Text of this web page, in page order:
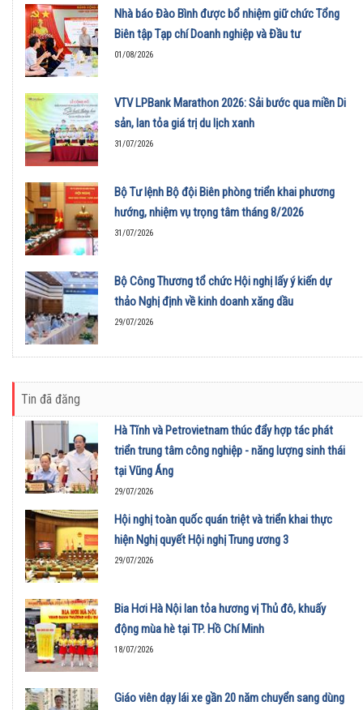
01/08/2026
Nhà báo Đào Bình được bổ nhiệm giữ chức Tổng
Biên tập Tạp chí Doanh nghiệp và Đầu tư
01/08/2026
VTV LPBank Marathon 2026: Sải bước qua miền Di
sản, lan tỏa giá trị du lịch xanh
31/07/2026
Bộ Tư lệnh Bộ đội Biên phòng triển khai phương
hướng, nhiệm vụ trọng tâm tháng 8/2026
31/07/2026
Bộ Công Thương tổ chức Hội nghị lấy ý kiến dự
thảo Nghị định về kinh doanh xăng dầu
29/07/2026
Tin đã đăng
Hà Tĩnh và Petrovietnam thúc đẩy hợp tác phát
triển trung tâm công nghiệp - năng lượng sinh thái
tại Vũng Áng
29/07/2026
Hội nghị toàn quốc quán triệt và triển khai thực
hiện Nghị quyết Hội nghị Trung ương 3
29/07/2026
Bia Hơi Hà Nội lan tỏa hương vị Thủ đô, khuấy
động mùa hè tại TP. Hồ Chí Minh
18/07/2026
Giáo viên dạy lái xe gần 20 năm chuyển sang dùng